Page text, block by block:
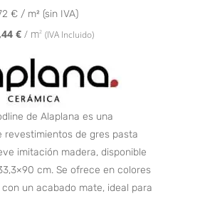
€ / m² (sin IVA)
€ / m2 (IVA Incluido)
de Alaplana es una
revestimientos de gres pasta
imitación madera, disponible
cm. Se ofrece en colores
un acabado mate, ideal para